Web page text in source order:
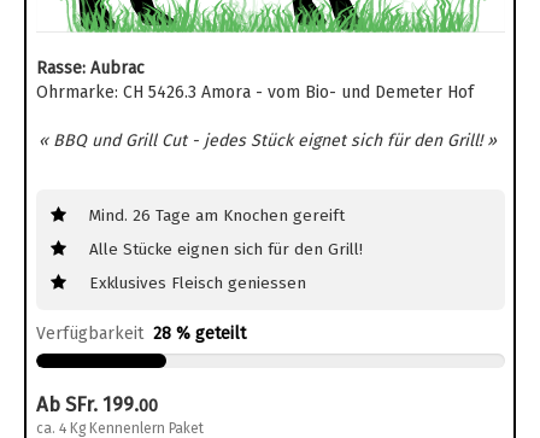
Rasse: Aubrac
Ohrmarke: CH 5426.3 Amora - vom Bio- und Demeter Hof
« BBQ und Grill Cut - jedes Stück eignet sich für den Grill! »
Mind. 26 Tage am Knochen gereift
Alle Stücke eignen sich für den Grill!
Exklusives Fleisch geniessen
Verfügbarkeit 28 % geteilt
Ab SFr. 199.00
ca. 4 Kg Kennenlern Paket